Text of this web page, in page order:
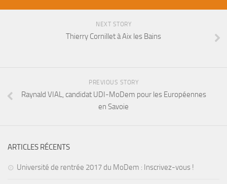
NEXT STORY
Thierry Cornillet à Aix les Bains
PREVIOUS STORY
Raynald VIAL, candidat UDI-MoDem pour les Européennes
en Savoie
ARTICLES RÉCENTS
Université de rentrée 2017 du MoDem : Inscrivez-vous !